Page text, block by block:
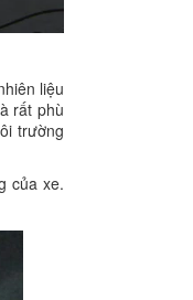
liệu
rất phù
trường
của xe.